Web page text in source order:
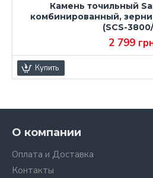
Камень точильный
комбинированный,
(SCS-
2 799
Купить
О компании
Оплата и Доставка
Контакты